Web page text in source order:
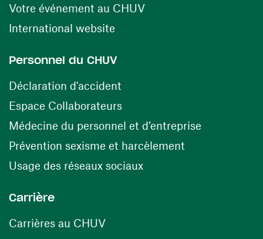
Votre événement au CHUV(ouvre une nouvelle
International website
Personnel du CHUV
Déclaration d'accident
Espace Collaborateurs(ouvre une nouvelle fenêtre)
Médecine du personnel et d’entreprise
Prévention sexisme et harcèlement
Usage des réseaux sociaux(ouvre une nouvelle
Carrière
Carrières au CHUV(ouvre une nouvelle fenêtre)